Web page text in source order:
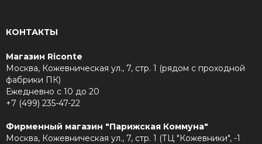
КОНТАКТЫ
Магазин Riconte
Москва, Кожевническая ул., 7, стр. 1 (рядом с проходной
фабрики ПК)
Ежедневно с 10 до 20
+7 (499) 235-47-22
Фирменный магазин "Парижская Коммуна"
Москва, Кожевническая ул., 7, стр. 1 (ТЦ "Кожевники", -1